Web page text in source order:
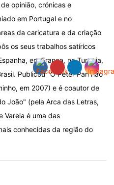
opinião, crónicas e
em Portugal e no
da caricatura e da criação
os seus trabalhos satíricos
em França, na Turquia,
Publicou "O Peter Pan não
em 2007) e é coautor de
João" (pela Arca das Letras,
Varela é uma das
conhecidas da região do